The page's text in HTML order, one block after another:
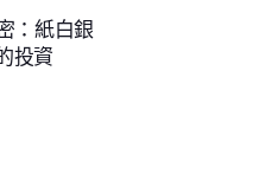
：紙白銀
投資